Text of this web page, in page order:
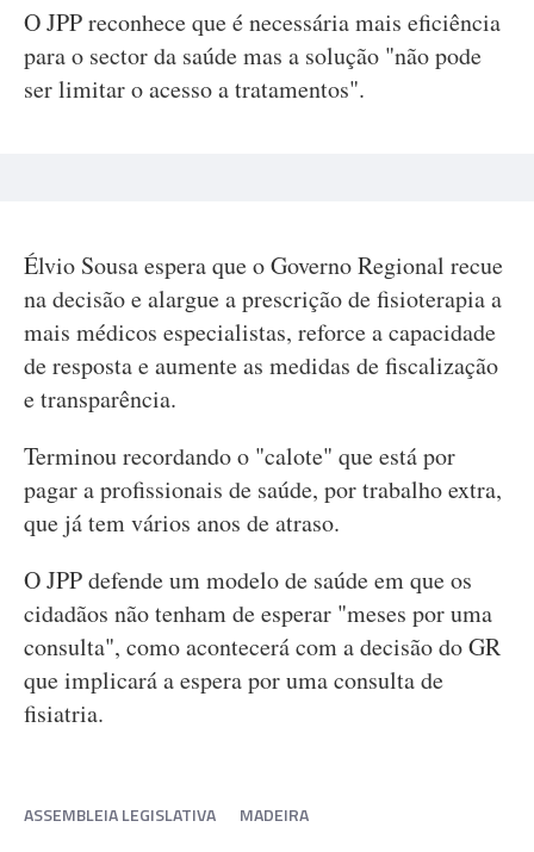
O JPP reconhece que é necessária mais eficiência
para o sector da saúde mas a solução "não pode
ser limitar o acesso a tratamentos".
Élvio Sousa espera que o Governo Regional recue
na decisão e alargue a prescrição de fisioterapia a
mais médicos especialistas, reforce a capacidade
de resposta e aumente as medidas de fiscalização
e transparência.
Terminou recordando o "calote" que está por
pagar a profissionais de saúde, por trabalho extra,
que já tem vários anos de atraso.
O JPP defende um modelo de saúde em que os
cidadãos não tenham de esperar "meses por uma
consulta", como acontecerá com a decisão do GR
que implicará a espera por uma consulta de
fisiatria.
ASSEMBLEIA LEGISLATIVA MADEIRA